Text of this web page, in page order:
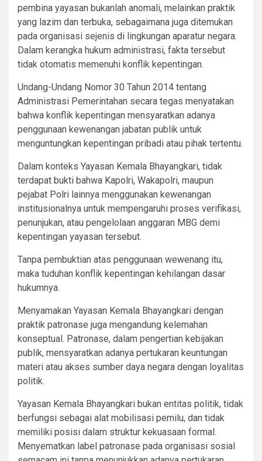
pembina yayasan bukanlah anomali, melainkan praktik
yang lazim dan terbuka, sebagaimana juga ditemukan
pada organisasi sejenis di lingkungan aparatur negara.
Dalam kerangka hukum administrasi, fakta tersebut
tidak otomatis memenuhi konflik kepentingan.
Undang-Undang Nomor 30 Tahun 2014 tentang
Administrasi Pemerintahan secara tegas menyatakan
bahwa konflik kepentingan mensyaratkan adanya
penggunaan kewenangan jabatan publik untuk
menguntungkan kepentingan pribadi atau pihak tertentu.
Dalam konteks Yayasan Kemala Bhayangkari, tidak
terdapat bukti bahwa Kapolri, Wakapolri, maupun
pejabat Polri lainnya menggunakan kewenangan
institusionalnya untuk mempengaruhi proses verifikasi,
penunjukan, atau pengelolaan anggaran MBG demi
kepentingan yayasan tersebut.
Tanpa pembuktian atas penggunaan wewenang itu,
maka tuduhan konflik kepentingan kehilangan dasar
hukumnya.
Menyamakan Yayasan Kemala Bhayangkari dengan
praktik patronase juga mengandung kelemahan
konseptual. Patronase, dalam pengertian kebijakan
publik, mensyaratkan adanya pertukaran keuntungan
materi atau akses sumber daya negara dengan loyalitas
politik.
Yayasan Kemala Bhayangkari bukan entitas politik, tidak
berfungsi sebagai alat mobilisasi pemilu, dan tidak
memiliki posisi dalam struktur kekuasaan formal.
Menyematkan label patronase pada organisasi sosial